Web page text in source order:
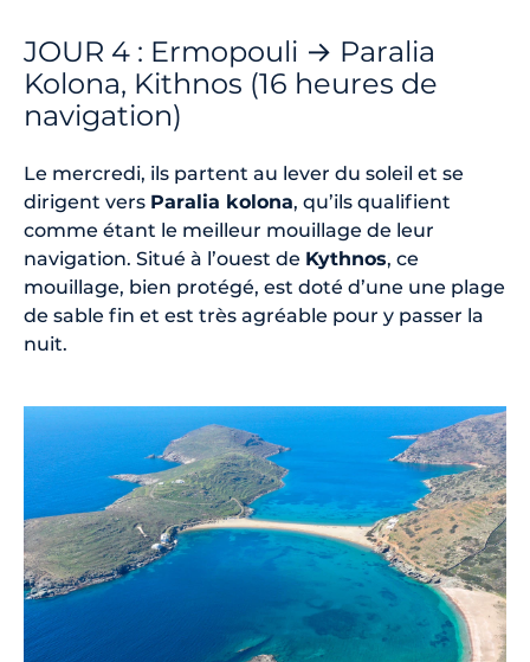
JOUR 4 : Ermopouli → Paralia
Kolona, Kithnos (16 heures de
navigation)
Le mercredi, ils partent au lever du soleil et se
dirigent vers Paralia kolona, qu’ils qualifient
comme étant le meilleur mouillage de leur
navigation. Situé à l’ouest de Kythnos, ce
mouillage, bien protégé, est doté d’une une plage
de sable fin et est très agréable pour y passer la
nuit.